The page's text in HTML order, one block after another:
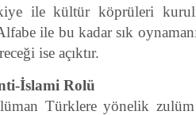
ile kültür köprüleri
ile bu kadar sık
ise açıktır.
İslami Rolü
Türklere yönelik